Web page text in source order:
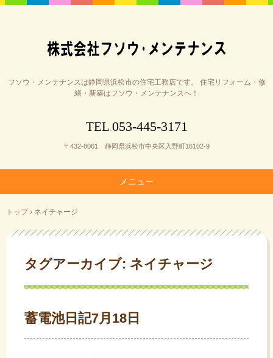
フソウ・メンテナンスは静岡県浜松市の住宅工務店です。 住宅リフォーム・修
繕・新築はフソウ・メンテナンスへ！
TEL 053-445-3171
〒432-8061 静岡県浜松市中央区入野町16102-9
メニュー
ン
テ
トップ › ネイチャージ
タグアーカイブ: ネイチャージ
蓄電池日記7月18日